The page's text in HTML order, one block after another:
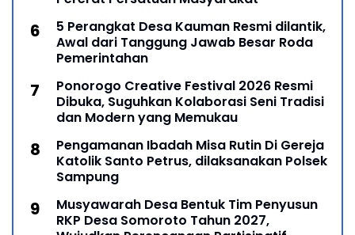
5 Perangkat Desa Kauman Resmi dilantik,
Awal dari Tanggung Jawab Besar Roda
Pemerintahan
Ponorogo Creative Festival 2026 Resmi
Dibuka, Suguhkan Kolaborasi Seni Tradisi
dan Modern yang Memukau
Pengamanan Ibadah Misa Rutin Di Gereja
Katolik Santo Petrus, dilaksanakan Polsek
Sampung
Musyawarah Desa Bentuk Tim Penyusun
RKP Desa Somoroto Tahun 2027,